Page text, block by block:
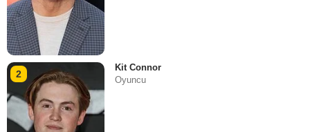
2
Kit Connor
Oyuncu